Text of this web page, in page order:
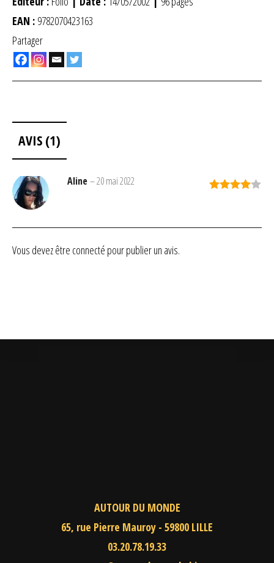
EAN : 9782070423163
Partager
AVIS (1)
Aline–20 mai 2022
Vous devez être connecté pour publier un avis.
AUTOUR DU MONDE
65, rue Pierre Mauroy - 59800 LILLE
03.20.78.19.33